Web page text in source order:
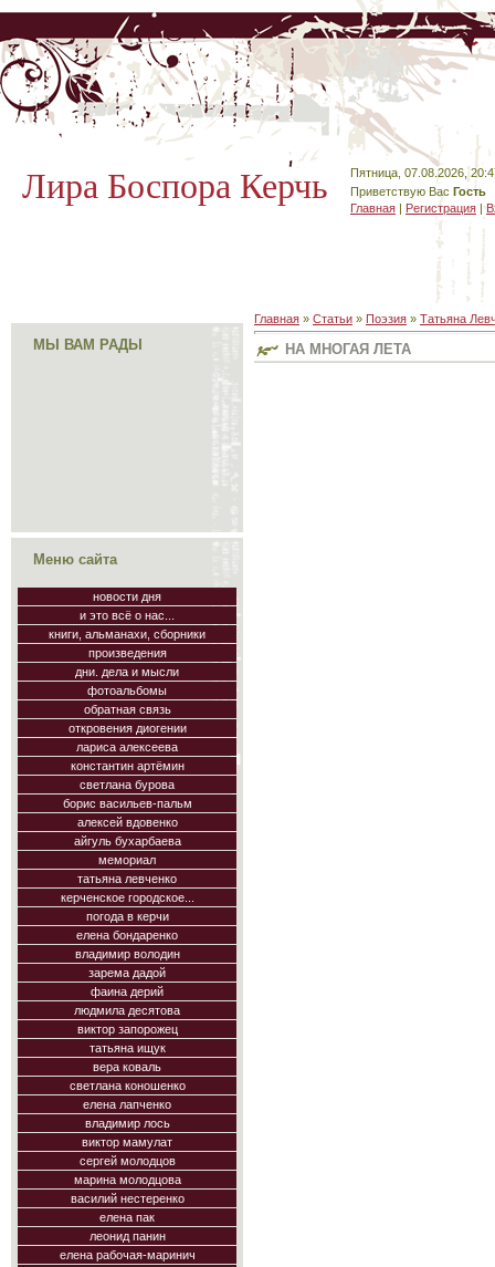
Лира Боспора Керчь
Пятница, 07.08.2026,
Приветствую Вас Гость
Главная | Регистрация |
МЫ ВАМ РАДЫ
Меню сайта
новости дня
и это всё о нас...
книги, альманахи, сборники
произведения
дни. дела и мысли
фотоальбомы
обратная связь
откровения диогении
лариса алексеева
константин артёмин
светлана бурова
борис васильев-пальм
алексей вдовенко
айгуль бухарбаева
мемориал
татьяна левченко
керченское городское...
погода в керчи
елена бондаренко
владимир володин
зарема дадой
фаина дерий
людмила десятова
виктор запорожец
татьяна ищук
вера коваль
светлана коношенко
елена лапченко
владимир лось
виктор мамулат
сергей молодцов
марина молодцова
василий нестеренко
елена пак
леонид панин
елена рабочая-маринич
Главная » Статьи » Поэзия » Татьяна
НА МНОГАЯ ЛЕТА